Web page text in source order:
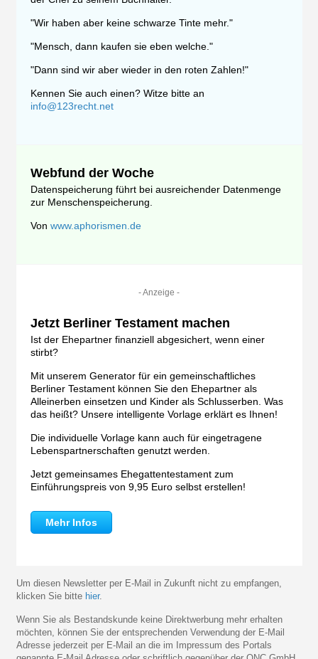
"Wir haben aber keine schwarze Tinte mehr."
"Mensch, dann kaufen sie eben welche."
"Dann sind wir aber wieder in den roten Zahlen!"
Kennen Sie auch einen? Witze bitte an
info@123recht.net
Webfund der Woche
Datenspeicherung führt bei ausreichender Datenmenge
zur Menschenspeicherung.
Von www.aphorismen.de
- Anzeige -
Jetzt Berliner Testament machen
Ist der Ehepartner finanziell abgesichert, wenn einer
stirbt?
Mit unserem Generator für ein gemeinschaftliches
Berliner Testament können Sie den Ehepartner als
Alleinerben einsetzen und Kinder als Schlusserben. Was
das heißt? Unsere intelligente Vorlage erklärt es Ihnen!
Die individuelle Vorlage kann auch für eingetragene
Lebenspartnerschaften genutzt werden.
Jetzt gemeinsames Ehegattentestament zum
Einführungspreis von 9,95 Euro selbst erstellen!
Mehr Infos
Um diesen Newsletter per E-Mail in Zukunft nicht zu empfangen,
klicken Sie bitte hier.
Wenn Sie als Bestandskunde keine Direktwerbung mehr erhalten
möchten, können Sie der entsprechenden Verwendung der E-Mail
Adresse jederzeit per E-Mail an die im Impressum des Portals